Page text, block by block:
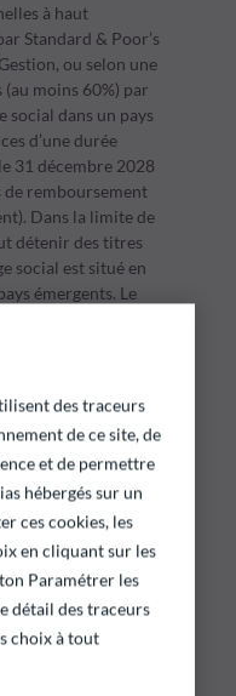
à haut
Standard & Poor’s
ou selon une
moins 60%) par
social dans un pays
d’une durée
31 décembre 2028
remboursement
Dans la limite de
détenir des titres
social est situé en
émergents. Le
jusqu’à
de Gestion
notamment un
passées ne
futures et ne
ne
des traceurs
de ce site, de
et de permettre
hébergés sur un
ces cookies, les
en cliquant sur les
Paramétrer les
détail des traceurs
choix à tout